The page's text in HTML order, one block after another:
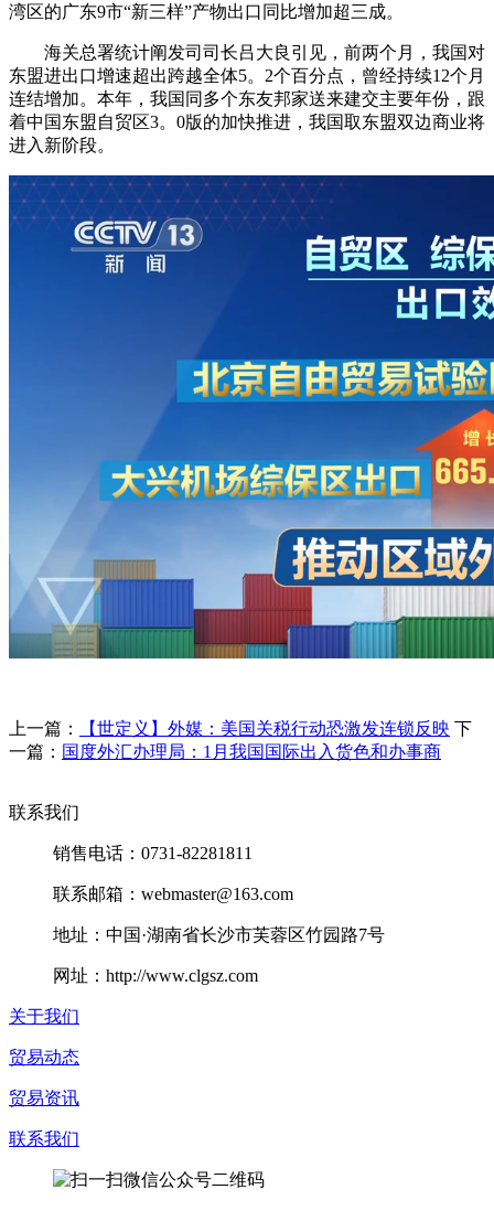
湾区的广东9市“新三样”产物出口同比增加超三成。
海关总署统计阐发司司长吕大良引见，前两个月，我国对
东盟进出口增速超出跨越全体5。2个百分点，曾经持续12个月
连结增加。本年，我国同多个东友邦家送来建交主要年份，跟
着中国东盟自贸区3。0版的加快推进，我国取东盟双边商业将
进入新阶段。
上一篇： 【世定义】外媒：美国关税行动恐激发连锁反映 下
一篇： 国度外汇办理局：1月我国国际出入货色和办事商
联系我们
销售电话：0731-82281811
联系邮箱：webmaster@163.com
地址：中国·湖南省长沙市芙蓉区竹园路7号
网址：http://www.clgsz.com
关于我们
贸易动态
贸易资讯
联系我们